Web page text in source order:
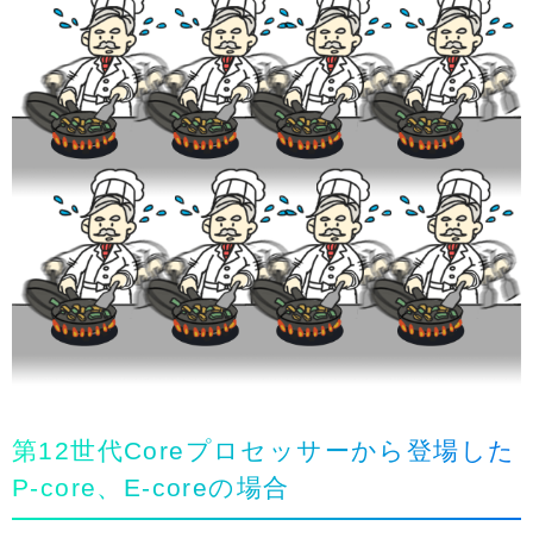
第12世代Coreプロセッサーから登場した
P-core、E-coreの場合